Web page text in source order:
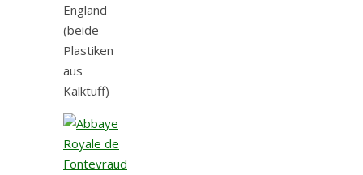
England
(beide
Plastiken
aus
Kalktuff)